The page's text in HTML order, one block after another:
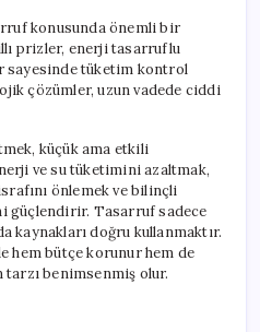
konusunda önemli bir
prizler, enerji tasarruflu
sayesinde tüketim kontrol
çözümler, uzun vadede ciddi
küçük ama etkili
ve su tüketimini azaltmak,
önlemek ve bilinçli
güçlendirir. Tasarruf sadece
kaynakları doğru kullanmaktır.
hem bütçe korunur hem de
benimsenmiş olur.